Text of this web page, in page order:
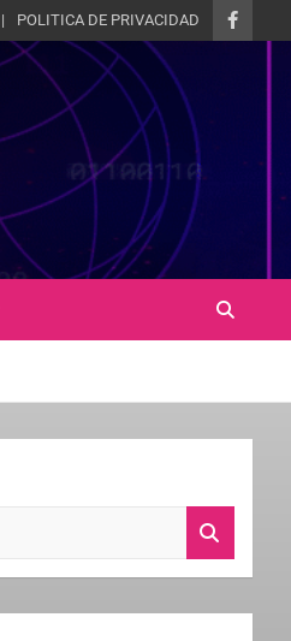
POLITICA DE PRIVACIDAD